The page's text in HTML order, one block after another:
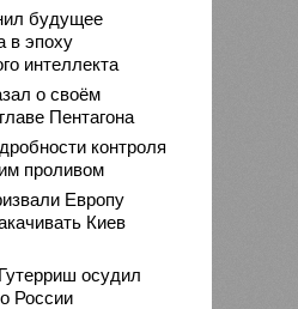
будущее
в эпоху
интеллекта
о своём
Пентагона
контроля
проливом
Европу
Киев
осудил
России